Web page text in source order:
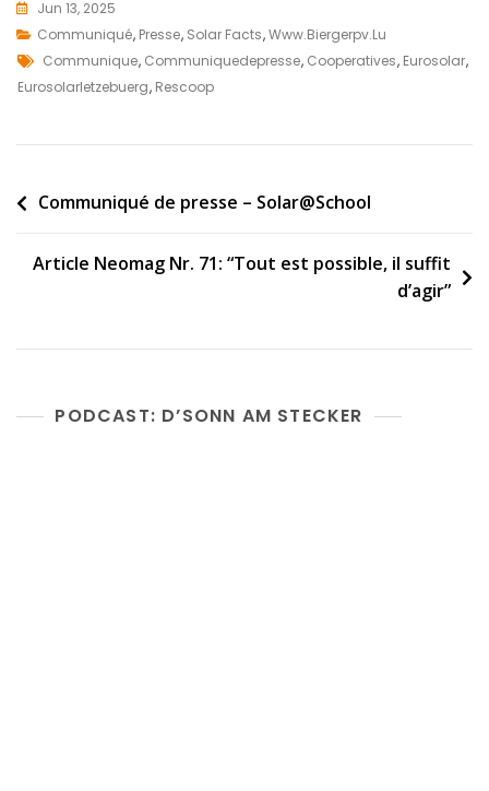
c
e
b
o
o
i
t
e
r
a
i
r
Jun 13, 2025
Communiqué, Presse, Solar Facts,Www.biergerpv.lu
Tags
Communique, Communiquedepresse, Cooperatives, Eurosolar,
Eurosolarletzebuerg, Rescoop
Post
Communiqué de presse – Solar@School
Article Neomag Nr. 71: “Tout est possible, il suffit
d’agir”
PODCAST: D’SONN AM STECKER